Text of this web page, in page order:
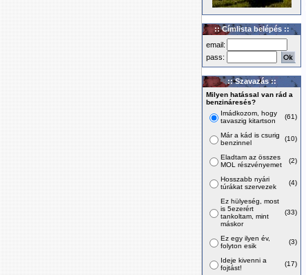
:: Címlista belépés ::
email:
pass:
:: Szavazás ::
Milyen hatással van rád a
benzináresés?
Imádkozom, hogy
tavaszig kitartson
(61)
Már a kád is csurig
benzinnel
(10)
Eladtam az összes
MOL részvényemet
(2)
Hosszabb nyári
túrákat szervezek
(4)
Ez hülyeség, most
is 5ezerért
tankoltam, mint
máskor
(33)
Ez egy ilyen év,
folyton esik
(3)
Ideje kivenni a
fojtást!
(17)